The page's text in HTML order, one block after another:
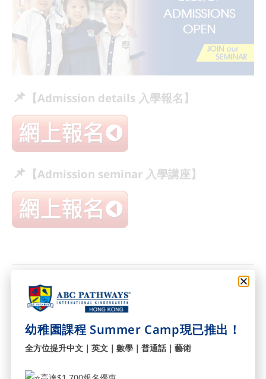
📌 【Admission details 入學報名】
📌 【Admission seminar 入學講座】
幼稚園課程 Summer Camp現已推出！
全方位提升中文｜英文｜數學｜普通話｜藝術